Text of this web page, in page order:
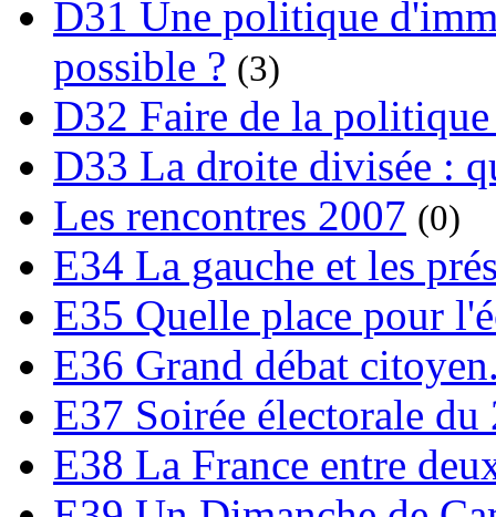
D31 Une politique
possible ? (3)
D32 Faire de la
D33 La droite divisée :
Les rencontres 2007 (0)
E34 La gauche et les
E35 Quelle place pour
E36 Grand débat
E37 Soirée électorale
E38 La France entre